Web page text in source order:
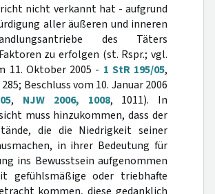
nicht verkannt hat - aufgrund
aller äußeren und inneren
des Täters
zu erfolgen (st. Rspr.; vgl.
11. Oktober 2005 - 1 StR 195/05,
285; Beschluss vom 10. Januar 2006
, NJW 2006, 1008, 1011). In
muss hinzukommen, dass der
die die Niedrigkeit seiner
in ihrer Bedeutung für
ins Bewusstsein aufgenommen
gefühlsmäßige oder triebhafte